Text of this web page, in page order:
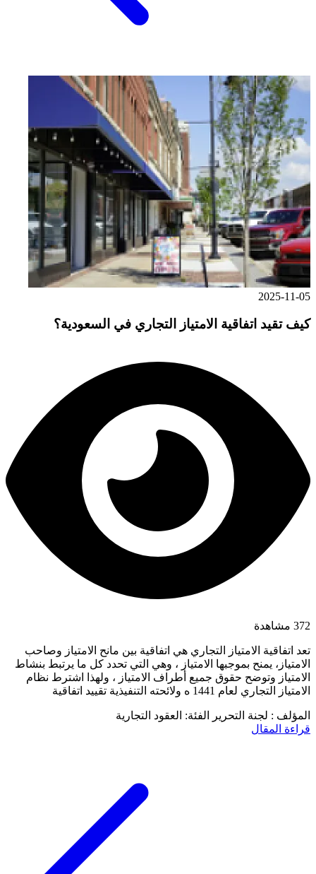
2025-11-05
كيف تقيد اتفاقية الامتياز التجاري في السعودية؟
372 مشاهدة
تعد اتفاقية الامتياز التجاري هي اتفاقية بين مانح الامتياز وصاحب
الامتياز، يمنح بموجبها الامتياز ، وهي التي تحدد كل ما يرتبط بنشاط
الامتياز وتوضح حقوق جميع أطراف الامتياز ، ولهذا اشترط نظام
الامتياز التجاري لعام 1441 ه ولائحته التنفيذية تقييد اتفاقية
المؤلف : لجنة التحرير
الفئة: العقود التجارية
قراءة المقال